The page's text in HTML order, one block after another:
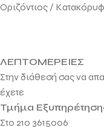
Οριζόντιος /
ΛΕΠΤΟΜΕΡΕΙΕΣ
Στην διάθεσή σας να
έχετε
Τμήμα
Στο 210 3615006